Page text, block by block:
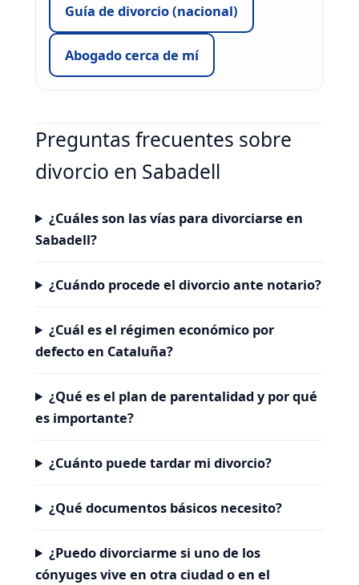
Guía de divorcio (nacional)
Abogado cerca de mí
Preguntas frecuentes sobre
divorcio en Sabadell
¿Cuáles son las vías para divorciarse en
Sabadell?
¿Cuándo procede el divorcio ante notario?
¿Cuál es el régimen económico por
defecto en Cataluña?
¿Qué es el plan de parentalidad y por qué
es importante?
¿Cuánto puede tardar mi divorcio?
¿Qué documentos básicos necesito?
¿Puedo divorciarme si uno de los
cónyuges vive en otra ciudad o en el